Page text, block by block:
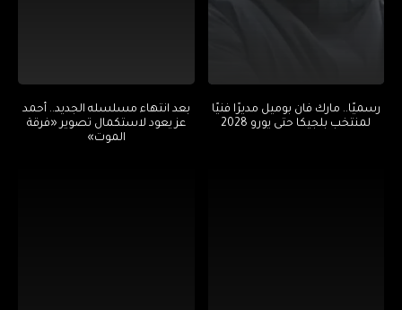
رسميًا.. مارك فان بوميل مديرًا فنيًا
لمنتخب بلجيكا حتى يورو 2028
بعد انتهاء مسلسله الجديد.. أحمد
عز يعود لاستكمال تصوير «فرقة
الموت»